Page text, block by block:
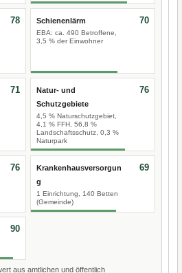
78 Schienenlärm
EBA: ca. 490 Betroffene,
3,5 % der Einwohner
70
71
Natur- und
Schutzgebiete
4,5 % Naturschutzgebiet,
4,1 % FFH, 56,8 %
Landschaftsschutz, 0,3 %
Naturpark
76
76
Krankenhausversorgun
g
1 Einrichtung, 140 Betten
(Gemeinde)
69
90
aus amtlichen und öffentlich